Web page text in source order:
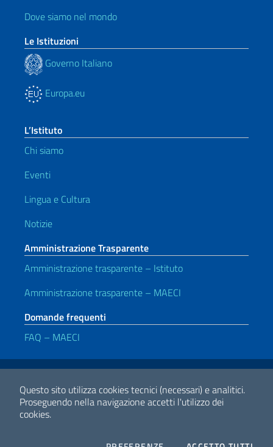
Questo sito utilizza cookies tecnici (necessari) e analitici.
Proseguendo nella navigazione accetti l'utilizzo dei
cookies.
Dove siamo nel mondo
Le Istituzioni
Governo Italiano
Europa.eu
L’Istituto
Chi siamo
Eventi
Lingua e Cultura
Notizie
Amministrazione Trasparente
Amministrazione trasparente – Istituto
Amministrazione trasparente – MAECI
Domande frequenti
FAQ – MAECI
Link Utili